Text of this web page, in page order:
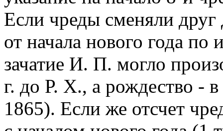
Если чреды сменяли
от начала нового года по
зачатие И. П. могло
г. до Р. Х., а рождество -
1865). Если же отсчет